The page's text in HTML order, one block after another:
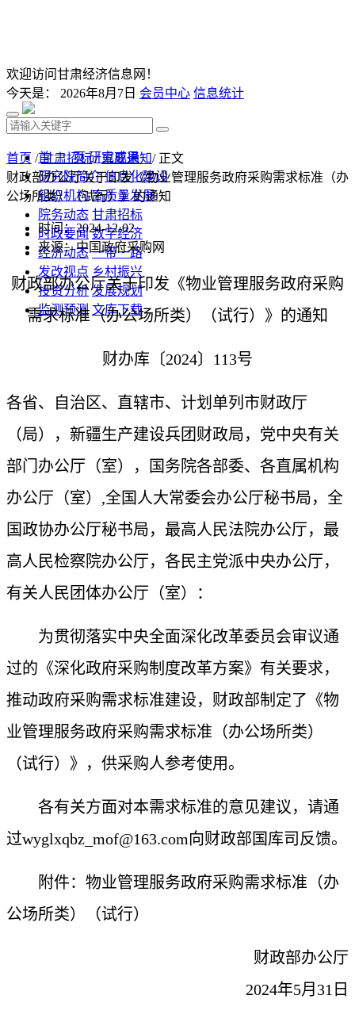
欢迎访问甘肃经济信息网！
今天是： 2026年8月7日 会员中心 信息统计
首 页 研究成果
研究院简介 信息化建设
组织机构 高质量发展
院务动态 甘肃招标
时政要闻 数字经济
经济动态 一带一路
发改视点 乡村振兴
投资分析 发展规划
监测预测 文库下载
首页 /甘肃招标/重要通知/ 正文
财政部办公厅关于印发《物业管理服务政府采购需求标准（办
公场所类）（试行）》的通知
时间：2024-12-02
来源：中国政府采购网
财政部办公厅关于印发《物业管理服务政府采购
需求标准（办公场所类）（试行）》的通知
财办库〔2024〕113号
各省、自治区、直辖市、计划单列市财政厅
（局），新疆生产建设兵团财政局，党中央有关
部门办公厅（室），国务院各部委、各直属机构
办公厅（室）,全国人大常委会办公厅秘书局，全
国政协办公厅秘书局，最高人民法院办公厅，最
高人民检察院办公厅，各民主党派中央办公厅，
有关人民团体办公厅（室）：
为贯彻落实中央全面深化改革委员会审议通
过的《深化政府采购制度改革方案》有关要求，
推动政府采购需求标准建设，财政部制定了《物
业管理服务政府采购需求标准（办公场所类）
（试行）》，供采购人参考使用。
各有关方面对本需求标准的意见建议，请通
过wyglxqbz_mof@163.com向财政部国库司反馈。
附件：物业管理服务政府采购需求标准（办
公场所类）（试行）
财政部办公厅
2024年5月31日